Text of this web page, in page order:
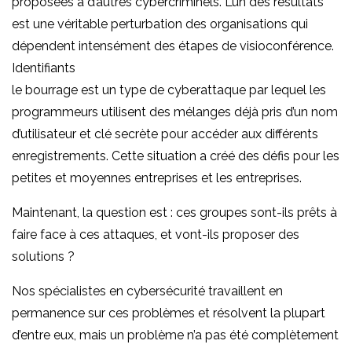
est une véritable perturbation des organisations qui
dépendent intensément des étapes de visioconférence.
Identifiants
le bourrage est un type de cyberattaque par lequel les
programmeurs utilisent des mélanges déjà pris d’un nom
d’utilisateur et clé secrète pour accéder aux différents
enregistrements. Cette situation a créé des défis pour les
petites et moyennes entreprises et les entreprises.
Maintenant, la question est : ces groupes sont-ils prêts à
faire face à ces attaques, et vont-ils proposer des
solutions ?
Nos spécialistes en cybersécurité travaillent en
permanence sur ces problèmes et résolvent la plupart
d’entre eux, mais un problème n’a pas été complètement